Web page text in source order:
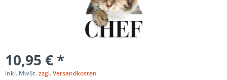
10,95 € *
inkl. MwSt.zzgl. Versandkosten